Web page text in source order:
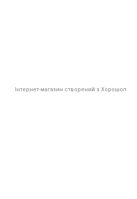
Інтернет-магазин створений з Хорошоп